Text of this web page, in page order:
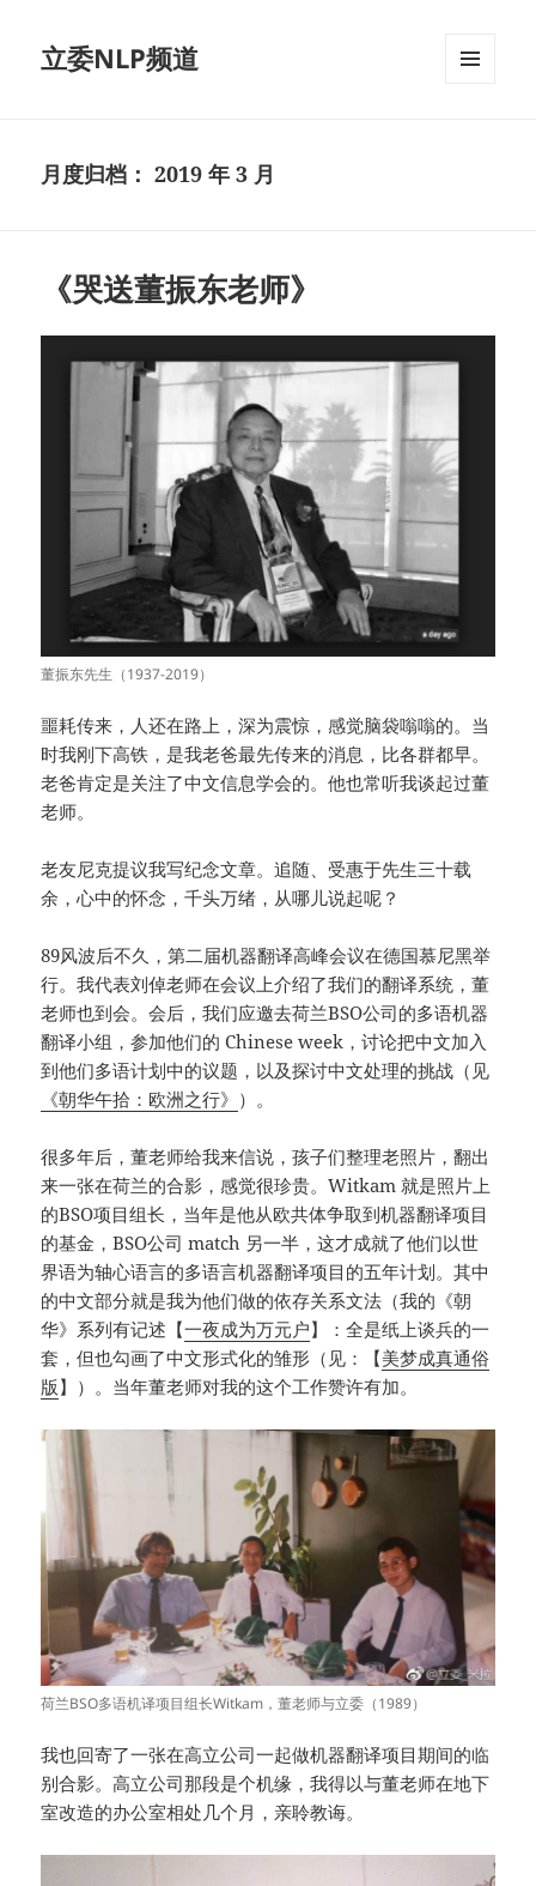
立委NLP频道
月度归档：2019 年 3 月
《哭送董振东老师》
董振东先生（1937-2019）
噩耗传来，人还在路上，深为震惊，感觉脑袋嗡嗡的。当
时我刚下高铁，是我老爸最先传来的消息，比各群都早。
老爸肯定是关注了中文信息学会的。他也常听我谈起过董
老师。
老友尼克提议我写纪念文章。追随、受惠于先生三十载
余，心中的怀念，千头万绪，从哪儿说起呢？
89风波后不久，第二届机器翻译高峰会议在德国慕尼黑举
行。我代表刘倬老师在会议上介绍了我们的翻译系统，董
老师也到会。会后，我们应邀去荷兰BSO公司的多语机器
翻译小组，参加他们的 Chinese week，讨论把中文加入
到他们多语计划中的议题，以及探讨中文处理的挑战（见
《朝华午拾：欧洲之行》 ）。
很多年后，董老师给我来信说，孩子们整理老照片，翻出
来一张在荷兰的合影，感觉很珍贵。Witkam 就是照片上
的BSO项目组长，当年是他从欧共体争取到机器翻译项目
的基金，BSO公司 match 另一半，这才成就了他们以世
界语为轴心语言的多语言机器翻译项目的五年计划。其中
的中文部分就是我为他们做的依存关系文法（我的《朝
华》系列有记述【一夜成为万元户】：全是纸上谈兵的一
套，但也勾画了中文形式化的雏形（见：【美梦成真通俗
版】）。当年董老师对我的这个工作赞许有加。
荷兰BSO多语机译项目组长Witkam，董老师与立委（1989）
我也回寄了一张在高立公司一起做机器翻译项目期间的临
别合影。高立公司那段是个机缘，我得以与董老师在地下
室改造的办公室相处几个月，亲聆教诲。